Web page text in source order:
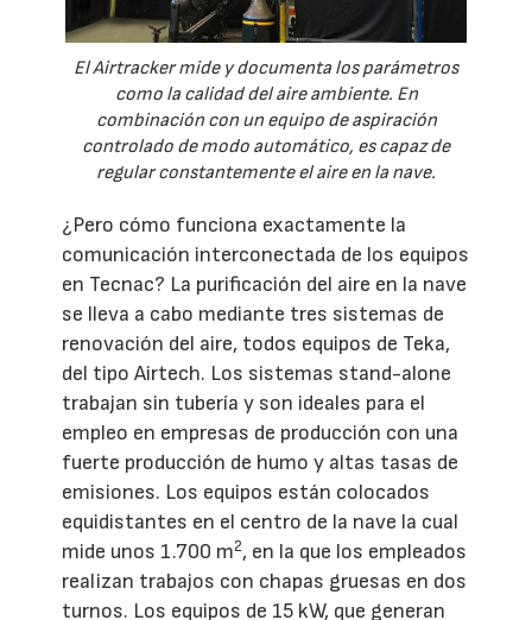
El Airtracker mide y documenta los parámetros
como la calidad del aire ambiente. En
combinación con un equipo de aspiración
controlado de modo automático, es capaz de
regular constantemente el aire en la nave.
¿Pero cómo funciona exactamente la
comunicación interconectada de los equipos
en Tecnac? La purificación del aire en la nave
se lleva a cabo mediante tres sistemas de
renovación del aire, todos equipos de Teka,
del tipo Airtech. Los sistemas stand-alone
trabajan sin tubería y son ideales para el
empleo en empresas de producción con una
fuerte producción de humo y altas tasas de
emisiones. Los equipos están colocados
equidistantes en el centro de la nave la cual
mide unos 1.700 m2, en la que los empleados
realizan trabajos con chapas gruesas en dos
turnos. Los equipos de 15 kW, que generan